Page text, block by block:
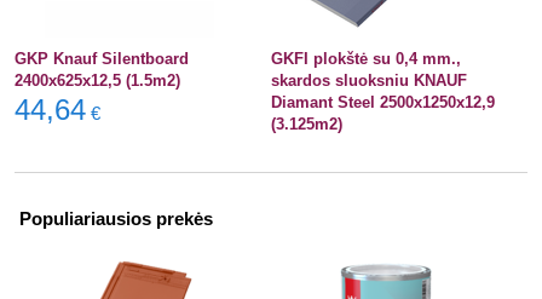
GKP Knauf Silentboard
2400x625x12,5 (1.5m2)
44,64 €
GKFI plokštė su 0,4 mm.,
skardos sluoksniu KNAUF
Diamant Steel 2500x1250x12,9
(3.125m2)
Populiariausios prekės